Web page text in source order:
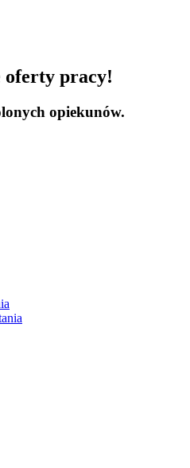
oferty pracy!
opiekunów.